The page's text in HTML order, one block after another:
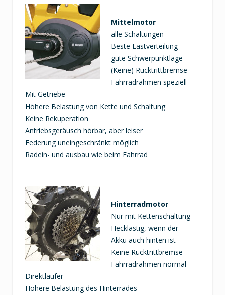
Mittelmotor
alle Schaltungen
Beste Lastverteilung –
gute Schwerpunktlage
(Keine) Rücktrittbremse
Fahrradrahmen speziell
Mit Getriebe
Höhere Belastung von Kette und Schaltung
Keine Rekuperation
Antriebsgeräusch hörbar, aber leiser
Federung uneingeschränkt möglich
Radein- und ausbau wie beim Fahrrad
Hinterradmotor
Nur mit Kettenschaltung
Hecklastig, wenn der
Akku auch hinten ist
Keine Rücktrittbremse
Fahrradrahmen normal
Direktläufer
Höhere Belastung des Hinterrades